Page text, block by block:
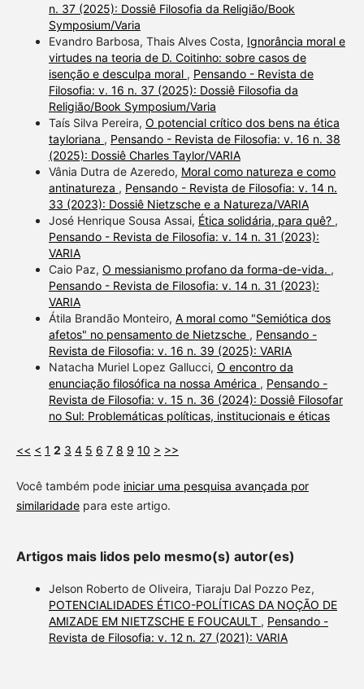
n. 37 (2025): Dossiê Filosofia da Religião/Book
Symposium/Varia
Evandro Barbosa, Thais Alves Costa, Ignorância moral e
virtudes na teoria de D. Coitinho: sobre casos de
isenção e desculpa moral , Pensando - Revista de
Filosofia: v. 16 n. 37 (2025): Dossiê Filosofia da
Religião/Book Symposium/Varia
Taís Silva Pereira, O potencial crítico dos bens na ética
tayloriana , Pensando - Revista de Filosofia: v. 16 n. 38
(2025): Dossiê Charles Taylor/VARIA
Vânia Dutra de Azeredo, Moral como natureza e como
antinatureza , Pensando - Revista de Filosofia: v. 14 n.
33 (2023): Dossiê Nietzsche e a Natureza/VARIA
José Henrique Sousa Assai, Ética solidária, para quê? ,
Pensando - Revista de Filosofia: v. 14 n. 31 (2023):
VARIA
Caio Paz, O messianismo profano da forma-de-vida. ,
Pensando - Revista de Filosofia: v. 14 n. 31 (2023):
VARIA
Átila Brandão Monteiro, A moral como "Semiótica dos
afetos" no pensamento de Nietzsche , Pensando -
Revista de Filosofia: v. 16 n. 39 (2025): VARIA
Natacha Muriel Lopez Gallucci, O encontro da
enunciação filosófica na nossa América , Pensando -
Revista de Filosofia: v. 15 n. 36 (2024): Dossiê Filosofar
no Sul: Problemáticas políticas, institucionais e éticas
<< < 1 2 3 4 5 6 7 8 9 10 > >>
Você também pode iniciar uma pesquisa avançada por
similaridadepara este artigo.
Artigos mais lidos pelo mesmo(s) autor(es)
Jelson Roberto de Oliveira, Tiaraju Dal Pozzo Pez,
POTENCIALIDADES ÉTICO-POLÍTICAS DA NOÇÃO DE
AMIZADE EM NIETZSCHE E FOUCAULT , Pensando -
Revista de Filosofia: v. 12 n. 27 (2021): VARIA